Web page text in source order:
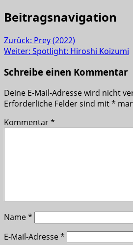
Beitragsnavigation
Zurück: Prey (2022)
Weiter: Spotlight: Hiroshi Koizumi
Schreibe einen Kommentar
Deine E-Mail-Adresse wird nicht
Erforderliche Felder sind mit*
Kommentar*
Name*
E-Mail-Adresse*